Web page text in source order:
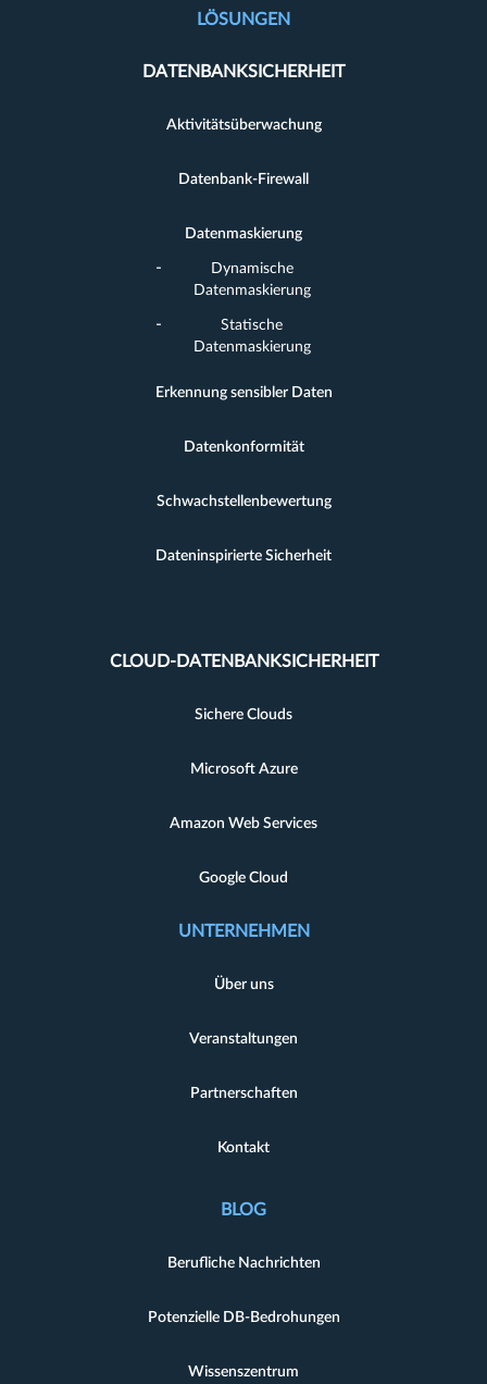
LÖSUNGEN
DATENBANKSICHERHEIT
Aktivitätsüberwachung
Datenbank-Firewall
Datenmaskierung
Dynamische
Datenmaskierung
Statische
Datenmaskierung
Erkennung sensibler Daten
Datenkonformität
Schwachstellenbewertung
Dateninspirierte Sicherheit
CLOUD-DATENBANKSICHERHEIT
Sichere Clouds
Microsoft Azure
Amazon Web Services
Google Cloud
UNTERNEHMEN
Über uns
Veranstaltungen
Partnerschaften
Kontakt
BLOG
Berufliche Nachrichten
Potenzielle DB-Bedrohungen
Wissenszentrum